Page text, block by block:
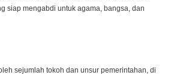
siap mengabdi untuk agama, bangsa, dan
sejumlah tokoh dan unsur pemerintahan, di